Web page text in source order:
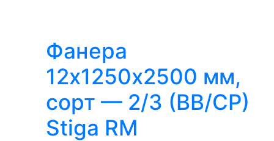
Фанера
12х1250х2500 мм,
сорт — 2/3 (ВВ/СР)
Stiga RM